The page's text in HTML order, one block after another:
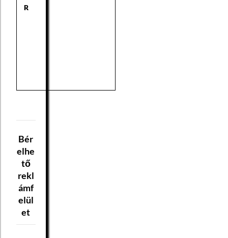
R
Bér
elhe
tő
rekl
ámf
elül
et